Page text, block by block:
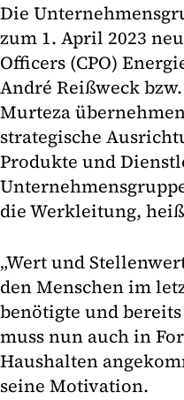
Die
zum 1. April 2023
Officers (CPO)
André Reißweck
Murteza
strategische
Produkte und
die Werkleitung,
„Wert und
den Menschen im
benötigte und
muss nun auch in
Haushalten
seine Motivation.